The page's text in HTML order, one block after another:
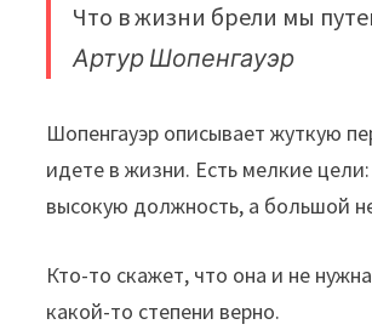
Что в жизни брели мы
Артур Шопенгауэр
Шопенгауэр описывает жуткую
идете в жизни. Есть мелкие
высокую должность, а большой
Кто-то скажет, что она и не
какой-то степени верно.